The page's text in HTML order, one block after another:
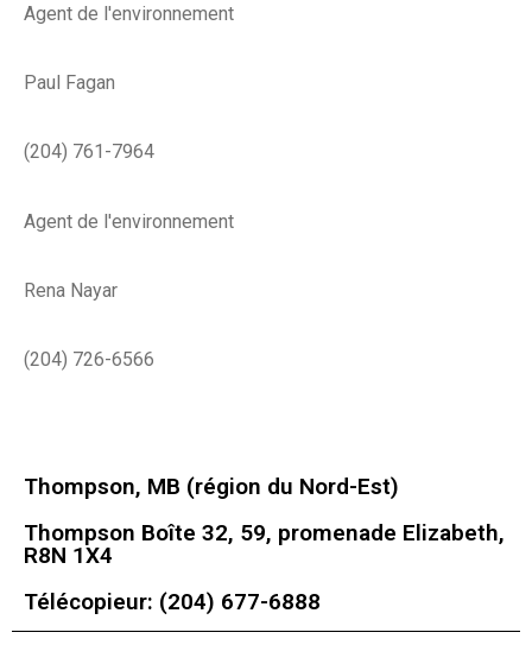
Agent de l'environnement
Paul Fagan
(204) 761-7964
Agent de l'environnement
Rena Nayar
(204) 726-6566
Thompson, MB (région du Nord-Est)
Thompson Boîte 32, 59, promenade Elizabeth,
R8N 1X4
Télécopieur: (204) 677-6888